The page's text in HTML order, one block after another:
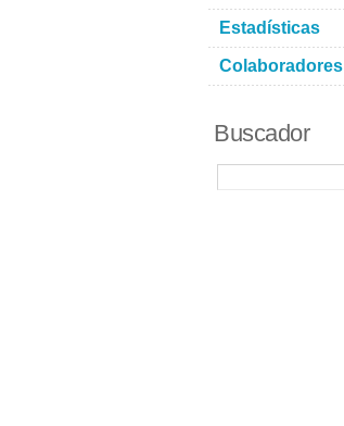
Estadísticas
Colaboradores
Buscador